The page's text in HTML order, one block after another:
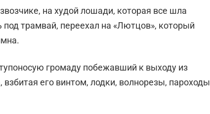
на ху­дой лошади, которая все шла
трамвай, переехал на «Лютцов», который
гро­маду побежавший к выходу из
его винтом, лодки, волнорезы, паро­ходы